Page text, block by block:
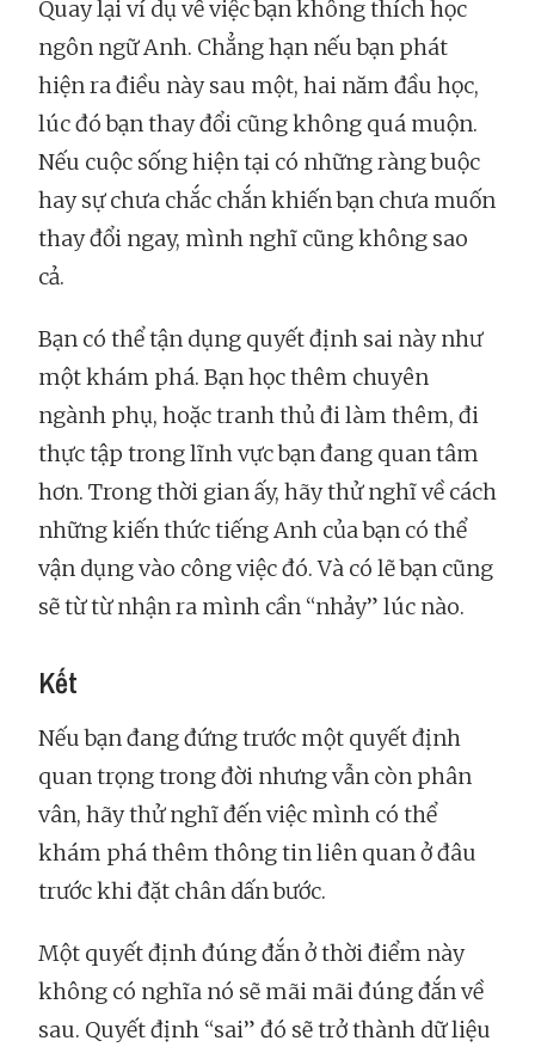
Quay lại ví dụ về việc bạn không thích học
ngôn ngữ Anh. Chẳng hạn nếu bạn phát
hiện ra điều này sau một, hai năm đầu học,
lúc đó bạn thay đổi cũng không quá muộn.
Nếu cuộc sống hiện tại có những ràng buộc
hay sự chưa chắc chắn khiến bạn chưa muốn
thay đổi ngay, mình nghĩ cũng không sao
cả.
Bạn có thể tận dụng quyết định sai này như
một khám phá. Bạn học thêm chuyên
ngành phụ, hoặc tranh thủ đi làm thêm, đi
thực tập trong lĩnh vực bạn đang quan tâm
hơn. Trong thời gian ấy, hãy thử nghĩ về cách
những kiến thức tiếng Anh của bạn có thể
vận dụng vào công việc đó. Và có lẽ bạn cũng
sẽ từ từ nhận ra mình cần “nhảy” lúc nào.
Kết
Nếu bạn đang đứng trước một quyết định
quan trọng trong đời nhưng vẫn còn phân
vân, hãy thử nghĩ đến việc mình có thể
khám phá thêm thông tin liên quan ở đâu
trước khi đặt chân dấn bước.
Một quyết định đúng đắn ở thời điểm này
không có nghĩa nó sẽ mãi mãi đúng đắn về
sau. Quyết định “sai” đó sẽ trở thành dữ liệu